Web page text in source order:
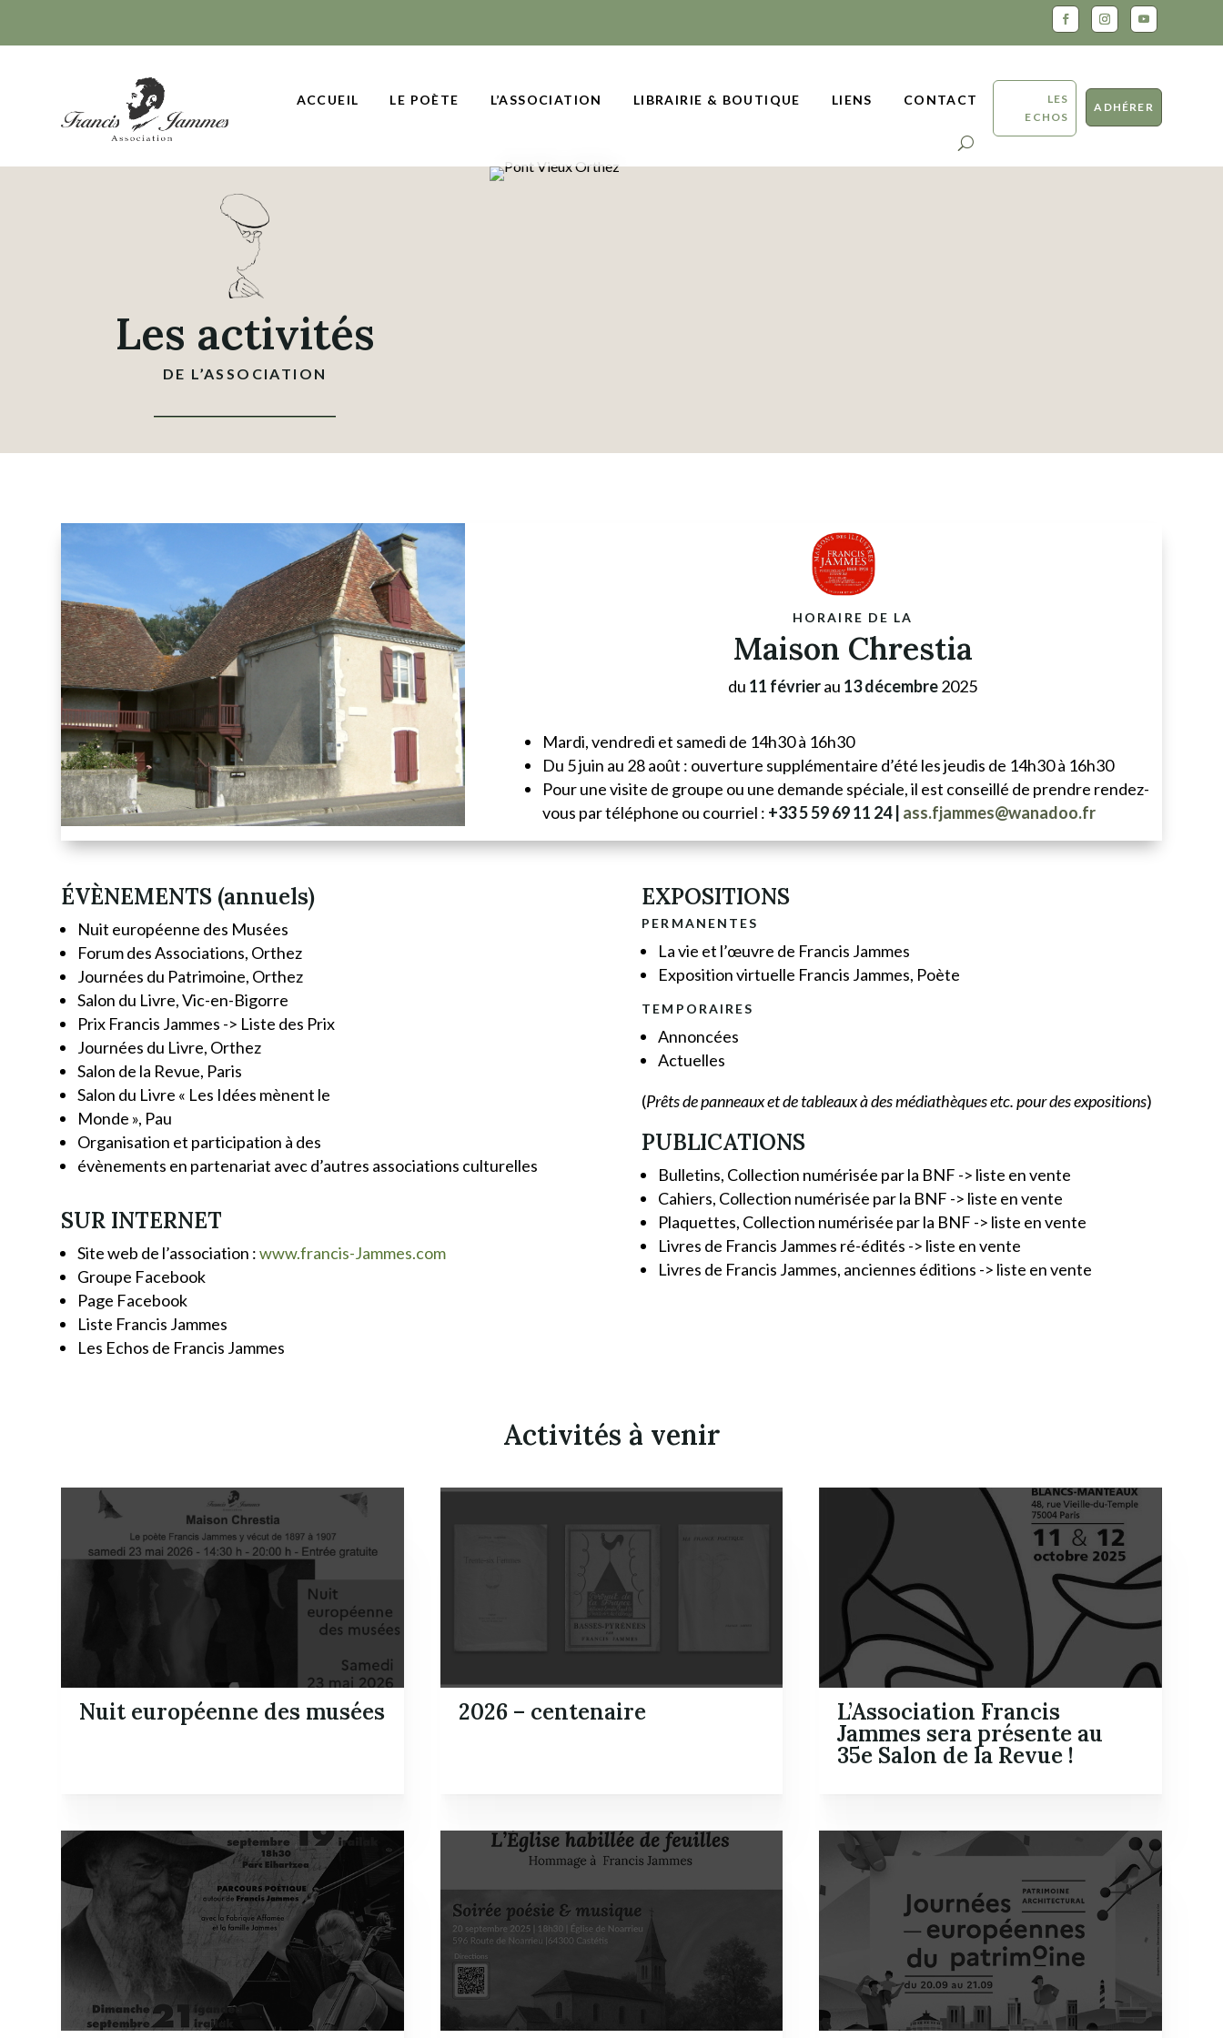
ACCUEIL LE POÈTE L’ASSOCIATION LIBRAIRIE & BOUTIQUE LIENS CONTACT
LES
ECHOS
ADHÉRER
Les activités
DE L’ASSOCIATION
HORAIRE DE LA
Maison Chrestia
du 11 févrierau 13 décembre2025
Mardi, vendredi et samedi de 14h30 à 16h30
Du 5 juin au 28 août : ouverture supplémentaire d’été les jeudis de 14h30 à 16h30
Pour une visite de groupe ou une demande spéciale, il est conseillé de prendre rendez-
vous par téléphone ou courriel : +33 5 59 69 11 24 | ass.fjammes@wanadoo.fr
ÉVÈNEMENTS (annuels)
Nuit européenne des Musées
Forum des Associations, Orthez
Journées du Patrimoine, Orthez
Salon du Livre, Vic-en-Bigorre
Prix Francis Jammes -> Liste des Prix
Journées du Livre, Orthez
Salon de la Revue, Paris
Salon du Livre « Les Idées mènent le
Monde », Pau
Organisation et participation à des
évènements en partenariat avec d’autres associations culturelles
SUR INTERNET
Site web de l’association :www.francis-Jammes.com
Groupe Facebook
Page Facebook
Liste Francis Jammes
Les Echos de Francis Jammes
EXPOSITIONS
PERMANENTES
La vie et l’œuvre de Francis Jammes
Exposition virtuelle Francis Jammes, Poète
TEMPORAIRES
Annoncées
Actuelles
(Prêts de panneaux et de tableaux à des médiathèques etc. pour des expositions)
PUBLICATIONS
Bulletins, Collection numérisée par la BNF -> liste en vente
Cahiers, Collection numérisée par la BNF -> liste en vente
Plaquettes, Collection numérisée par la BNF -> liste en vente
Livres de Francis Jammes ré-édités -> liste en vente
Livres de Francis Jammes, anciennes éditions -> liste en vente
Activités à venir
Nuit européenne des musées 2026 – centenaire L’Association Francis
Jammes sera présente au
35e Salon de la Revue !